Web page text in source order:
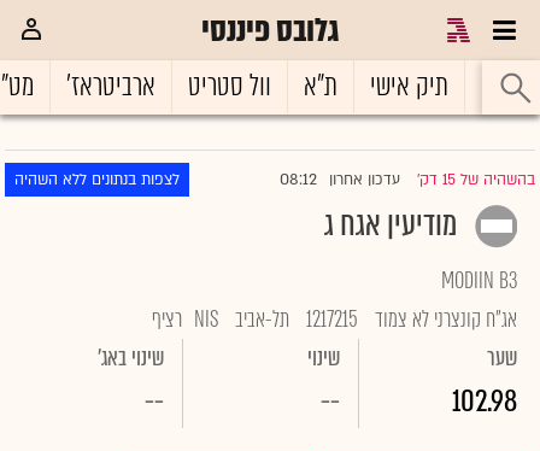
גלובס פיננסי
ראשי תיק אישי ת"א וול סטריט ארביטראז'
בהשהיה של 15 דק' |עדכון אחרון 08:12 לצפות בנתונים ללא השהיה
מודיעין אגח ג
MODIIN B3
אג"ח קונצרני לא צמוד 1217215 תל-אביב NIS רציף
שער
102.98
שינוי
--
שינוי באג'
--